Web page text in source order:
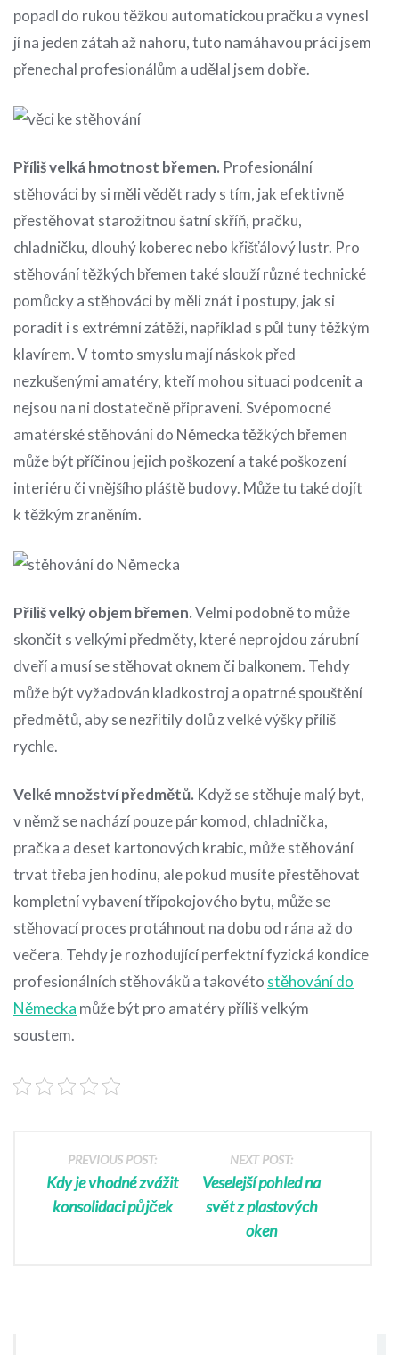
popadl do rukou těžkou automatickou pračku a vynesl
jí na jeden zátah až nahoru, tuto namáhavou práci jsem
přenechal profesionálům a udělal jsem dobře.
Příliš velká hmotnost břemen. Profesionální
stěhováci by si měli vědět rady s tím, jak efektivně
přestěhovat starožitnou šatní skříň, pračku,
chladničku, dlouhý koberec nebo křišťálový lustr. Pro
stěhování těžkých břemen také slouží různé technické
pomůcky a stěhováci by měli znát i postupy, jak si
poradit i s extrémní zátěží, například s půl tuny těžkým
klavírem. V tomto smyslu mají náskok před
nezkušenými amatéry, kteří mohou situaci podcenit a
nejsou na ni dostatečně připraveni. Svépomocné
amatérské stěhování do Německa těžkých břemen
může být příčinou jejich poškození a také poškození
interiéru či vnějšího pláště budovy. Může tu také dojít
k těžkým zraněním.
Příliš velký objem břemen.Velmi podobně to může
skončit s velkými předměty, které neprojdou zárubní
dveří a musí se stěhovat oknem či balkonem. Tehdy
může být vyžadován kladkostroj a opatrné spouštění
předmětů, aby se nezřítily dolů z velké výšky příliš
rychle.
Velké množství předmětů. Když se stěhuje malý byt,
v němž se nachází pouze pár komod, chladnička,
pračka a deset kartonových krabic, může stěhování
trvat třeba jen hodinu, ale pokud musíte přestěhovat
kompletní vybavení třípokojového bytu, může se
stěhovací proces protáhnout na dobu od rána až do
večera. Tehdy je rozhodující perfektní fyzická kondice
profesionálních stěhováků a takovéto stěhování do
Německa může být pro amatéry příliš velkým
soustem.
PREVIOUS POST:
Kdy je vhodné zvážit
konsolidaci půjček
NEXT POST:
Veselejší pohled na
svět z plastových
oken